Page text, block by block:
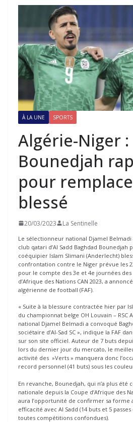
À LA UNE SPORTS
Algérie-Niger :
Bounedjah
pour
blessé
20/03/2023 La Sentinelle
Le sélectionneur national Djamel Belmadi
club qatari d’Al Sadd Baghdad Bounedjah
coéquipier Islam Slimani (Anderlecht)
confrontation contre le Niger prévue les
pour le compte des 3e et 4e journées
d’Afrique des Nations CAN 2023, a
algérienne de football (FAF).
« Suite à la blessure contractée hier par
du championnat belge OH Louvain –
national Djamel Belmadi a convoqué
sociétaire d’Al-Sad SC », indique la FAF
sur son site officiel. Auteur de 7 buts
lors du dernier jour du mercato, le
activité des »Verts » manquera donc
record personnel (41 buts) sous les
En revanche, Bounedjah, qui n’a plus été
nationale depuis la Coupe d’Afrique des
aura l’opportunité de confirmer sa forme
efficacité avec Al Sadd (14 buts et 5
toutes compétitions confondues).